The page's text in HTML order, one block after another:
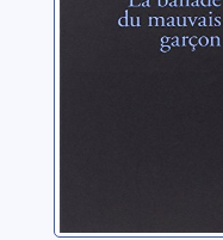
Aurousseau, Nan